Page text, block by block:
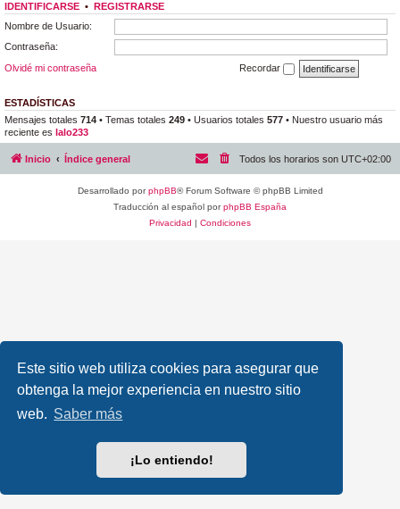
Este sitio web utiliza cookies para asegurar que
obtenga la mejor experiencia en nuestro sitio
web. Saber más
¡Lo entiendo!
IDENTIFICARSE • REGISTRARSE
Nombre de Usuario:
Contraseña:
Olvidé mi contraseña
Recordar
ESTADÍSTICAS
Mensajes totales 714 • Temas totales 249 • Usuarios totales 577 • Nuestro usuario más
reciente es lalo233
Inicio Índice general Todos los horarios son UTC+02:00
Desarrollado porphpBB® Forum Software © phpBB Limited
Traducción al español porphpBB España
Privacidad | Condiciones